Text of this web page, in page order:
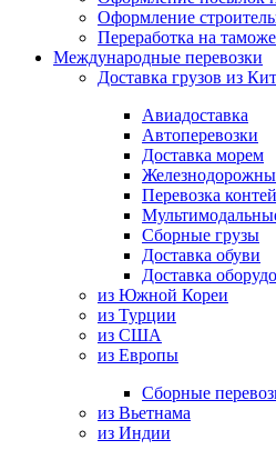
Оформление
Переработка на
Международные перевозки
Доставка грузов из
Авиадоставка
Автоперевозки
Доставка морем
Перевозка
Сборные грузы
Доставка обуви
Доставка
из Южной Кореи
из Турции
из США
из Европы
Сборные
из Вьетнама
из Индии